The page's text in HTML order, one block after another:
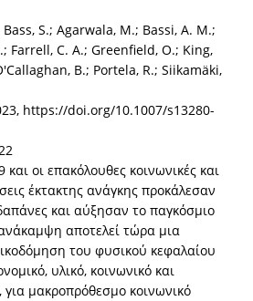
S.; Agarwala, M.; Bassi, A. M.;
Farrell, C. A.; Greenfield, O.; King,
B.; Portela, R.; Siikamäki,
https://doi.org/10.1007/s13280-
οι επακόλουθες κοινωνικές και
έκτακτης ανάγκης προκάλεσαν
και αύξησαν το παγκόσμιο
αποτελεί τώρα μια
του φυσικού κεφαλαίου
υλικό, κοινωνικό και
μακροπρόθεσμο κοινωνικό